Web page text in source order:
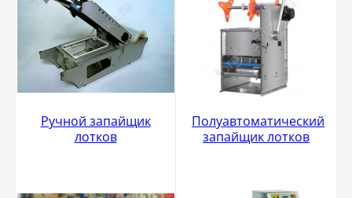
Ручной запайщик
лотков
Полуавтоматический
запайщик лотков